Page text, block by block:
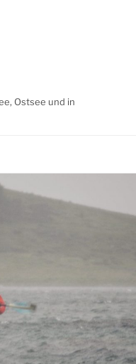
Ostsee und in